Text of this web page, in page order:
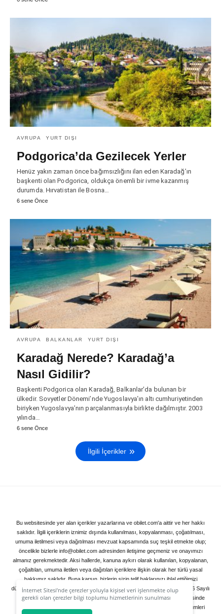
AVRUPA YURT DIŞI
Podgorica’da Gezilecek Yerler
Henüz yakın zaman önce bağımsızlığını ilan eden Karadağ’ın
başkenti olan Podgorica, oldukça önemli bir ivme kazanmış
durumda. Hırvatistan ile Bosna…
6 sene Önce
AVRUPA BALKANLAR YURT DIŞI
Karadağ Nerede? Karadağ’a
Nasıl Gidilir?
Başkenti Podgorica olan Karadağ, Balkanlar’da bulunan bir
ülkedir. Sovyetler Dönemi’nde Yugoslavya’ın altı cumhuriyetinden
biriyken Yugoslavya’nın parçalanmasıyla birlikte dağılmıştır. 2003
yılında…
6 sene Önce
İlgili İçerikler
Bu websitesinde yer alan içerikler yazarlarına ve obilet.com'a aittir ve her hakkı
saklıdır. İlgili içeriklerin iznimiz dışında kullanılması, kopyalanması, çoğatılması,
umuma iletilmesi veya dağıtılması mevzuat kapsamında suç teşkil etmekte olup;
öncelikle bizlerle info@obilet.com adresinden iletişime geçmeniz ve onayımızı
almanız gerekmektedir. Aksi hallerde, kanuna aykırı olarak kullanılan, kopyalanan,
çoğaltılan, umuma iletilen veya dağıtılan içeriklere ilişkin olarak her türlü yasal
hakkımız saklıdır. Buna karşın, bizlerin sizin telif haklarınızı ihlal ettiğimizi
düşünüyorsanız lütfen info@obilet.com adresine bildiriniz. Bildirimleriniz, 5846 Sayılı
Fikir ve Sanat Eserleri Kanunu Ek Madde: 4/3 hükmü uyarınca 3 gün içerisinde
değerlendirilerek geri dönüş yapılacak; ihlalin varlığı halinde mevzuat hükümleri
İnternet Sitesi’nde çerezler yoluyla kişisel veri işlenmekte olup
gerekli olan çerezler bilgi toplumu hizmetlerinin sunulması
kişiselleştirilmiş çerezleri ve özel kampanyaları